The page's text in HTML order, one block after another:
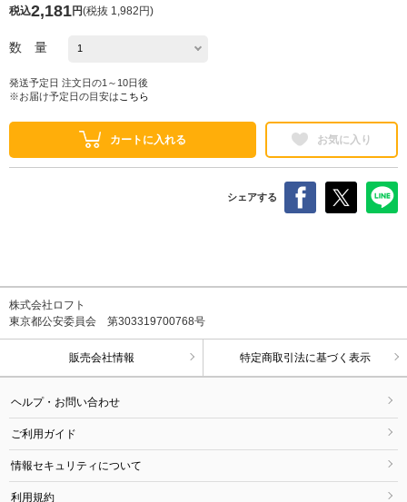
税込2,181円(税抜 1,982円)
数 量
発送予定日 注文日の1～10日後
※お届け予定日の目安は こちら
カートに入れる お気に入り
シェアする
株式会社ロフト
東京都公安委員会 第303319700768号
販売会社情報 特定商取引法に基づく表示
ヘルプ・お問い合わせ
ご利用ガイド
情報セキュリティについて
利用規約